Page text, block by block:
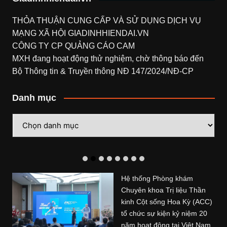
THỎA THUẬN CUNG CẤP VÀ SỬ DỤNG DỊCH VỤ
MẠNG XÃ HỘI GIADINHHIENDAI.VN
CÔNG TY CP QUẢNG CÁO CAM
MXH đang hoạt động thử nghiệm, chờ thông báo đến
Bộ Thông tin & Truyền thông NĐ 147/2024/NĐ-CP
Danh mục
mục
Hệ thống Phòng khám
Chuyên khoa Trị liệu Thần
kinh Cột sống Hoa Kỳ (ACC)
tổ chức sự kiện kỷ niệm 20
năm hoạt động tại Việt Nam